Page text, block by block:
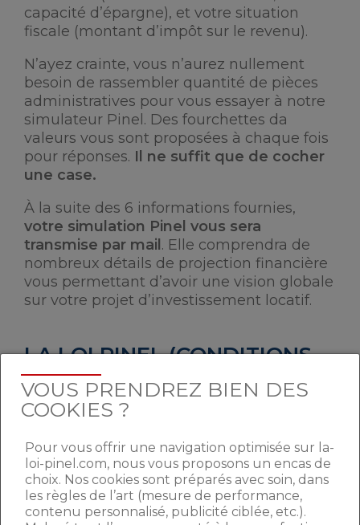
capacité d’épargne), et votre situation
fiscale (montant d’impôt sur le revenu).
N’ayez crainte, vous n’aurez nullement
besoin de rassembler quantité de pièces
administratives pour vous essayer à notre
simulateur Pinel. Des fourchettes da
valeurs vous sont proposées à chaque fois
pour réponses. Il ne suffit que de cocher
une case.
À la suite des 6 informations fournies,
votre simulation Pinel vous sera
transmise par mail . Elle comprendra de
nombreux détails de projection financière
vous permettant d’avoir une vision globale
sur votre projet d’investissement locatif.
LA LOI PINEL (CONDITIONS,
INVESTISSEMENT,
ÉVOLUTION PINEL PLUS, …)
Quelles sont les conditions pour
investir en loi Pinel ?
VOUS PRENDREZ BIEN DES
COOKIES ?
Pour vous offrir une navigation optimisée sur la-
loi-pinel.com, nous vous proposons un encas de
choix. Nos cookies sont préparés avec soin, dans
les règles de l’art (mesure de performance,
contenu personnalisé, publicité ciblée, etc.).